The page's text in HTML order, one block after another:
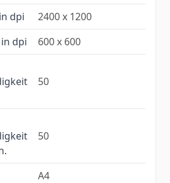
dpi
2400 x 1200
dpi
600 x 600
50
50
A4